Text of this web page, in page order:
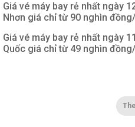
Giá vé máy bay rẻ nhất ngày
Nhơn giá chỉ từ 90 nghìn
Giá vé máy bay rẻ nhất ngày
Quốc giá chỉ từ 49 nghìn